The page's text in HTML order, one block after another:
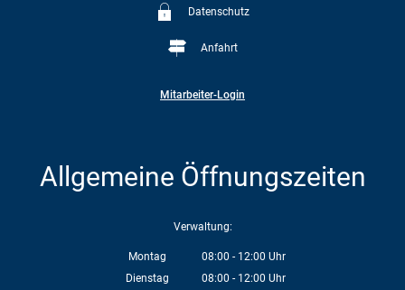
Datenschutz
Anfahrt
Mitarbeiter-Login
Allgemeine Öffnungszeiten
Verwaltung:
Montag 08:00 - 12:00 Uhr
Von 08:00 bis 12:00 Uhr
Dienstag 08:00 - 12:00 Uhr